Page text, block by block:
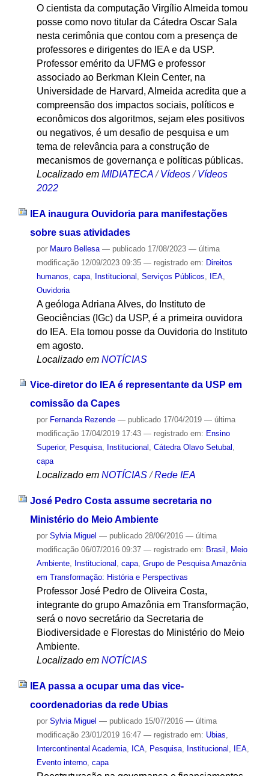
O cientista da computação Virgílio Almeida tomou
posse como novo titular da Cátedra Oscar Sala
nesta cerimônia que contou com a presença de
professores e dirigentes do IEA e da USP.
Professor emérito da UFMG e professor
associado ao Berkman Klein Center, na
Universidade de Harvard, Almeida acredita que a
compreensão dos impactos sociais, políticos e
econômicos dos algoritmos, sejam eles positivos
ou negativos, é um desafio de pesquisa e um
tema de relevância para a construção de
mecanismos de governança e políticas públicas.
Localizado em MIDIATECA /Vídeos /Vídeos
2022
IEA inaugura Ouvidoria para manifestações
sobre suas atividades
por Mauro Bellesa — publicado17/08/2023 — última
modificação12/09/2023 09:35 — registrado em: Direitos
humanos capa, Institucional Serviços Públicos IEA,
Ouvidoria
A geóloga Adriana Alves, do Instituto de
Geociências (IGc) da USP, é a primeira ouvidora
do IEA. Ela tomou posse da Ouvidoria do Instituto
em agosto.
Localizado em NOTÍCIAS
Vice-diretor do IEA é representante da USP em
comissão da Capes
por Fernanda Rezende — publicado17/04/2019 — última
modificação17/04/2019 17:43 — registrado em: Ensino
Superior, Pesquisa, Institucional , Cátedra Olavo Setubal ,
capa
Localizado em NOTÍCIAS /Rede IEA
José Pedro Costa assume secretaria no
Ministério do Meio Ambiente
por Sylvia Miguel — publicado28/06/2016 — última
modificação06/07/2016 09:37 — registrado em: Brasil , Meio
Ambiente, Institucional , capa, Grupo de Pesquisa Amazônia
em Transformação: História e Perspectivas
Professor José Pedro de Oliveira Costa,
integrante do grupo Amazônia em Transformação,
será o novo secretário da Secretaria de
Biodiversidade e Florestas do Ministério do Meio
Ambiente.
Localizado em NOTÍCIAS
IEA passa a ocupar uma das vice-
coordenadorias da rede Ubias
por Sylvia Miguel — publicado15/07/2016 — última
modificação23/01/2019 16:47 — registrado em: Ubias
Intercontinental Academia, ICA, Pesquisa, Institucional IEA,
Evento interno, capa